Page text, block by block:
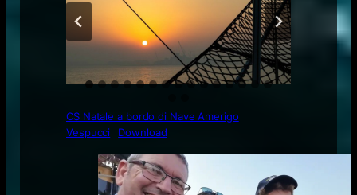
CS Natale a bordo di Nave Amerigo
Vespucci
Download